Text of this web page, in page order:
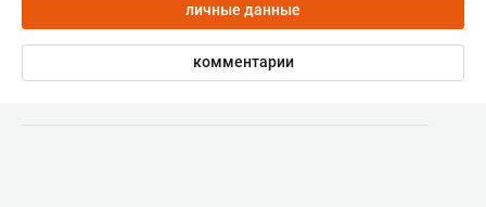
личные данные
комментарии